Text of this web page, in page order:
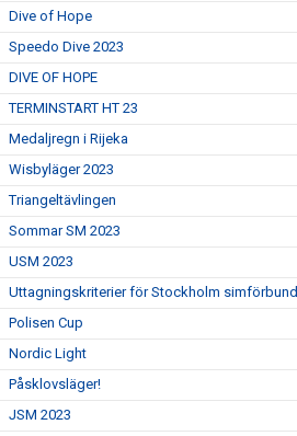
Dive of Hope
Speedo Dive 2023
DIVE OF HOPE
TERMINSTART HT 23
Medaljregn i Rijeka
Wisbyläger 2023
Triangeltävlingen
Sommar SM 2023
USM 2023
Uttagningskriterier för Stockholm simförbund
Polisen Cup
Nordic Light
Påsklovsläger!
JSM 2023